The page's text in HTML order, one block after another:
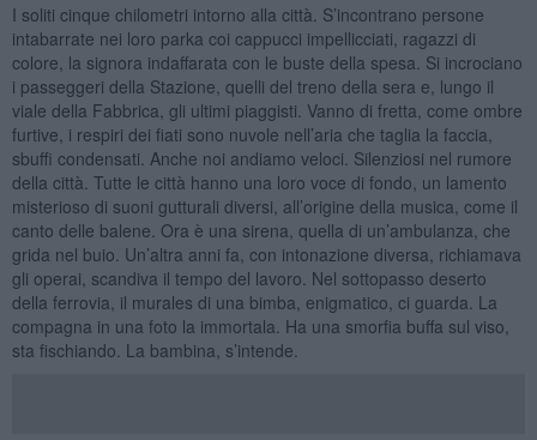
I soliti cinque chilometri intorno alla città. S’incontrano persone
intabarrate nei loro parka coi cappucci impellicciati, ragazzi di
colore, la signora indaffarata con le buste della spesa. Si incrociano
i passeggeri della Stazione, quelli del treno della sera e, lungo il
viale della Fabbrica, gli ultimi piaggisti. Vanno di fretta, come ombre
furtive, i respiri dei fiati sono nuvole nell’aria che taglia la faccia,
sbuffi condensati. Anche noi andiamo veloci. Silenziosi nel rumore
della città. Tutte le città hanno una loro voce di fondo, un lamento
misterioso di suoni gutturali diversi, all’origine della musica, come il
canto delle balene. Ora è una sirena, quella di un’ambulanza, che
grida nel buio. Un’altra anni fa, con intonazione diversa, richiamava
gli operai, scandiva il tempo del lavoro. Nel sottopasso deserto
della ferrovia, il murales di una bimba, enigmatico, ci guarda. La
compagna in una foto la immortala. Ha una smorfia buffa sul viso,
sta fischiando. La bambina, s’intende.